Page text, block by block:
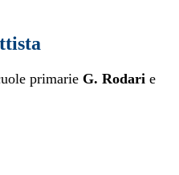
primarie G. Rodari e